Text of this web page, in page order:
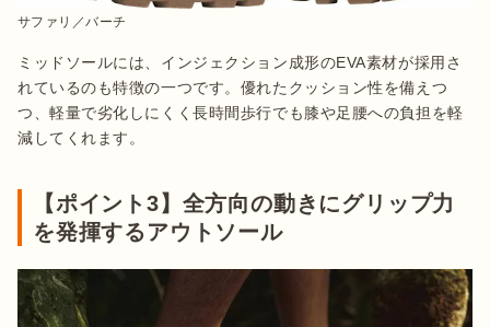
サファリ／バーチ
ミッドソールには、インジェクション成形のEVA素材が採用さ
れているのも特徴の一つです。優れたクッション性を備えつ
つ、軽量で劣化しにくく長時間歩行でも膝や足腰への負担を軽
減してくれます。
【ポイント3】全方向の動きにグリップ力
を発揮するアウトソール